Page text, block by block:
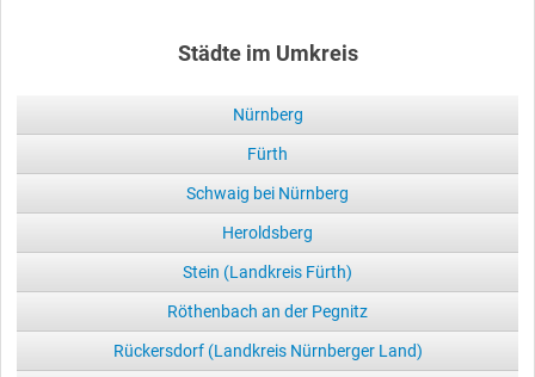
Städte im Umkreis
Nürnberg
Fürth
Schwaig bei Nürnberg
Heroldsberg
Stein (Landkreis Fürth)
Röthenbach an der Pegnitz
Rückersdorf (Landkreis Nürnberger Land)